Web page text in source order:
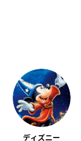
ディズニー